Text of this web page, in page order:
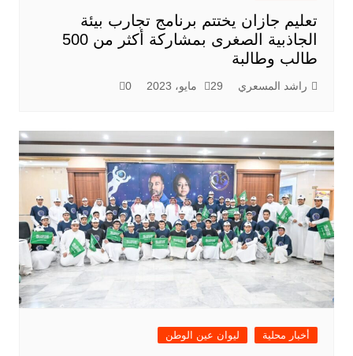
تعليم جازان يختتم برنامج تجارب بيئة
الجاذبية الصغرى بمشاركة أكثر من 500
طالب وطالبة
راشد المسعري 29 مايو، 2023 0
أخبار محلية ليوان عين الوطن